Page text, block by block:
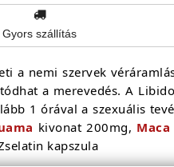
Gyors szállítás
a nemi szervek
a merevedés. A
1 órával a szexuális
kivonat 200mg, Maca
kapszula